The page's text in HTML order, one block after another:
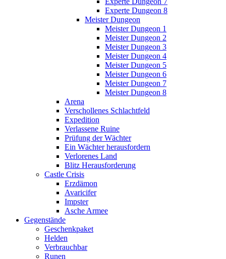
Experte Dungeon 8
Meister Dungeon
Meister Dungeon 1
Meister Dungeon 2
Meister Dungeon 3
Meister Dungeon 4
Meister Dungeon 5
Meister Dungeon 6
Meister Dungeon 7
Meister Dungeon 8
Arena
Verschollenes Schlachtfeld
Expedition
Verlassene Ruine
Prüfung der Wächter
Ein Wächter herausfordern
Verlorenes Land
Blitz Herausforderung
Castle Crisis
Erzdämon
Avaricifer
Impster
Asche Armee
Gegenstände
Geschenkpaket
Helden
Verbrauchbar
Runen